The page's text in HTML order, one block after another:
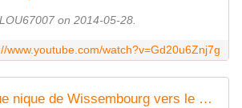
on 2014-05-28.
www.youtube.com/watch?v=Gd20u6Znj7g
Goldwing - pique nique de Wissembourg vers le retour fin journée